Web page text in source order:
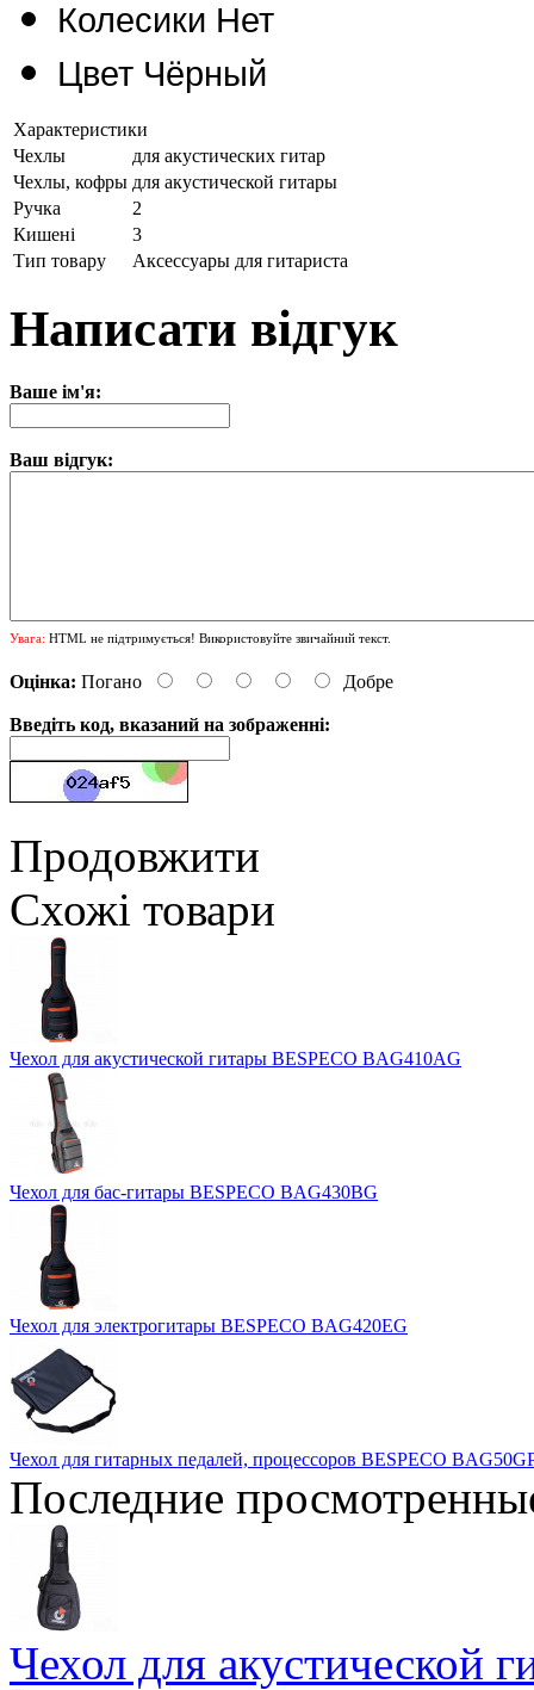
Колесики Нет
Цвет Чёрный
Характеристики
Чехлы
для акустических гитар
Чехлы, кофры для акустической гитары
Ручка
2
Кишені
3
Тип товару
Аксессуары для гитариста
Написати відгук
Ваше ім'я:
Ваш відгук:
Увага: HTML не підтримується! Використовуйте звичайний текст.
Оцінка: Погано Добре
Введіть код, вказаний на зображенні:
Продовжити
Схожі товари
Чехол для акустической гитары BESPECO BAG410AG
Чехол для бас-гитары BESPECO BAG430BG
Чехол для электрогитары BESPECO BAG420EG
Чехол для гитарных педалей, процессоров BESPECO
Последние
Чехол для акустической